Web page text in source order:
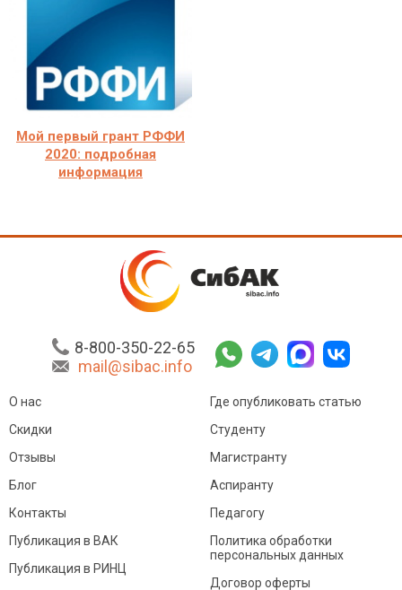
Мой первый грант РФФИ
2020: подробная
информация
8-800-350-22-65
mail@sibac.info
О нас
Скидки
Отзывы
Блог
Контакты
Где опубликовать статью
Студенту
Магистранту
Аспиранту
Педагогу
Публикация в ВАК
Публикация в РИНЦ
Политика обработки
персональных данных
Договор оферты